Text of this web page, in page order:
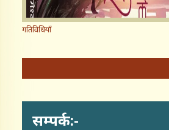
गतिविधियाँ
सम्पर्क:-